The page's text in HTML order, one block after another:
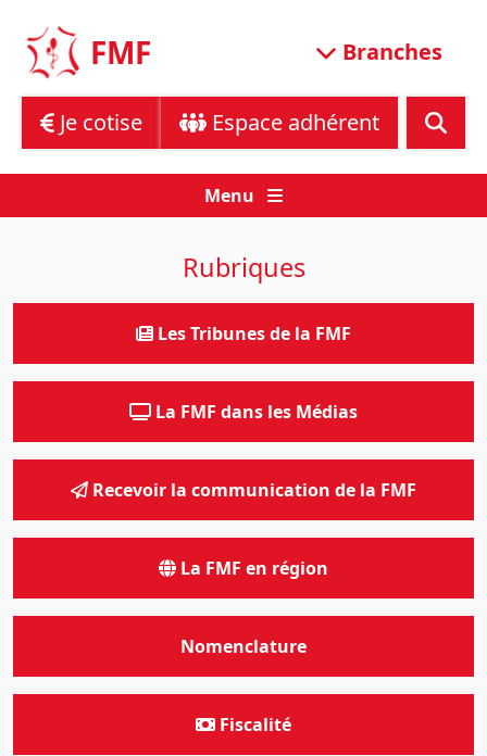
content
FMF Branches
Je cotise Espace adhérent
Menu
Rubriques
Les Tribunes de la FMF
La FMF dans les Médias
Recevoir la communication de la FMF
La FMF en région
Nomenclature
Fiscalité